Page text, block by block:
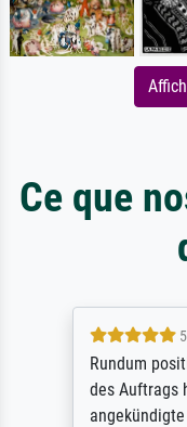
Ce que
Rundum
des Auftrags